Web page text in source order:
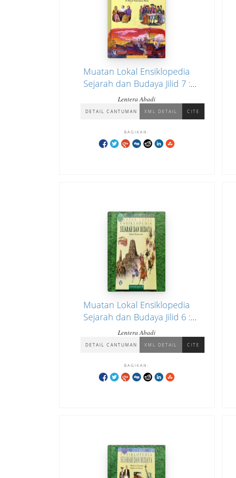
Muatan Lokal Ensiklopedia
Sejarah dan Budaya Jilid 7 :
Sejarah Nasional Indonesia
"Dibawah Kolonialisme Barat"
Lentera Abadi
DETAIL CANTUMAN XML DETAIL CITE
BAGIKAN:
Muatan Lokal Ensiklopedia
Sejarah dan Budaya Jilid 6 :
Sejarah Nasional Indonesia
"Kepulauan Nusantara Awal"
Lentera Abadi
DETAIL CANTUMAN XML DETAIL CITE
BAGIKAN: